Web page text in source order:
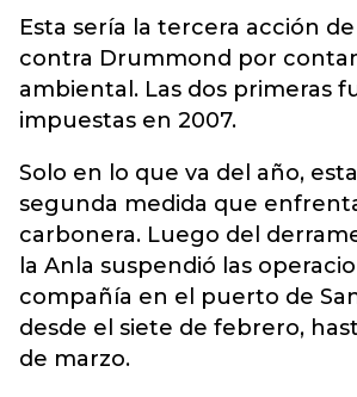
Esta sería la tercera acción
contra Drummond por
ambiental. Las dos primeras
impuestas en 2007.
Solo en lo que va del año,
segunda medida que
carbonera. Luego del
la Anla suspendió las
compañía en el puerto de
desde el siete de febrero,
de marzo.